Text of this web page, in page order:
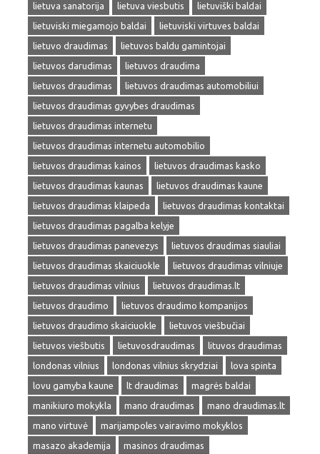
lietuva sanatorija
lietuva viesbutis
lietuviški baldai
lietuviski miegamojo baldai
lietuviski virtuves baldai
lietuvo draudimas
lietuvos baldu gamintojai
lietuvos darudimas
lietuvos draudima
lietuvos draudimas
lietuvos draudimas automobiliui
lietuvos draudimas gyvybes draudimas
lietuvos draudimas internetu
lietuvos draudimas internetu automobilio
lietuvos draudimas kainos
lietuvos draudimas kasko
lietuvos draudimas kaunas
lietuvos draudimas kaune
lietuvos draudimas klaipeda
lietuvos draudimas kontaktai
lietuvos draudimas pagalba kelyje
lietuvos draudimas panevezys
lietuvos draudimas siauliai
lietuvos draudimas skaiciuokle
lietuvos draudimas vilniuje
lietuvos draudimas vilnius
lietuvos draudimas.lt
lietuvos draudimo
lietuvos draudimo kompanijos
lietuvos draudimo skaiciuokle
lietuvos viešbučiai
lietuvos viešbutis
lietuvosdraudimas
lituvos draudimas
londonas vilnius
londonas vilnius skrydziai
lova spinta
lovu gamyba kaune
lt draudimas
magrės baldai
manikiuro mokykla
mano draudimas
mano draudimas.lt
mano virtuvė
marijampoles vairavimo mokyklos
masazo akademija
masinos draudimas